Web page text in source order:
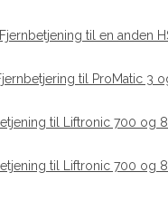
til en anden
til ProMatic 3
til Liftronic 700 og
til Liftronic 700 og